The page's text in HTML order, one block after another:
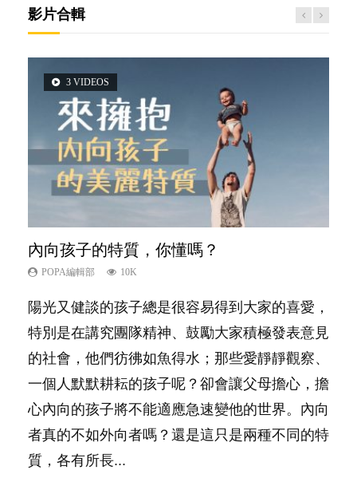
影片合輯
3 VIDEOS
內向孩子的特質，你懂嗎？
POPA編輯部 10K
陽光又健談的孩子總是很容易得到大家的喜愛，
特別是在講究團隊精神、鼓勵大家積極發表意見
的社會，他們彷彿如魚得水；那些愛靜靜觀察、
一個人默默耕耘的孩子呢？卻會讓父母擔心，擔
心內向的孩子將不能適應急速變他的世界。內向
者真的不如外向者嗎？還是這只是兩種不同的特
質，各有所長...
5 VIDEOS
夫妻必看！經營婚姻，沒捷徑
POPA編輯部 22.9K
你是不是也曾經以為只要跟相愛的人結婚，就自
然能走到白頭，但生了孩子卻發現事情不如你所
料？ 經營婚姻，不如我們想像的簡單，卻也不
是大家說得那麼難。一起來認識婚姻的真相！...
2 VIDEOS
想孩子學好外語，點做好？
POPA編輯部 9.9K
有人話學多種語言越早開始越好，有人卻說一時
間太多語言，會令孩子感到混淆，到底誰是誰
非？聽聽專家怎樣說，解開語言學習的迷思～...
6 VIDEOS
孩子能力天注定？
POPA編輯部 7.9K
很多父母都希望孩子係個「叻仔叻女」，學業別
太差，日常自理井井有條。這樣的孩子是萬中無
一，還是魚與熊掌，不能兼得？...
6 VIDEOS
愛孩子也別忘了愛自己，父母如何關顧自
己的身心靈？
照顧孩子衣食住行、陪同兒女應對功課測驗，還
要陪玩製造親子時間，尚要處理家中雜項要
務……當父母的，有千百個任務要做。可惜，有
一樣重要至極的，總被遺漏——關注自己的情緒
和心理健康。...